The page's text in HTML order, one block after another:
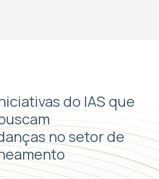
do IAS que
no setor de